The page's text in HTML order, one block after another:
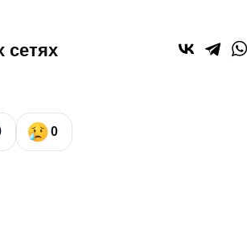
сетях
0